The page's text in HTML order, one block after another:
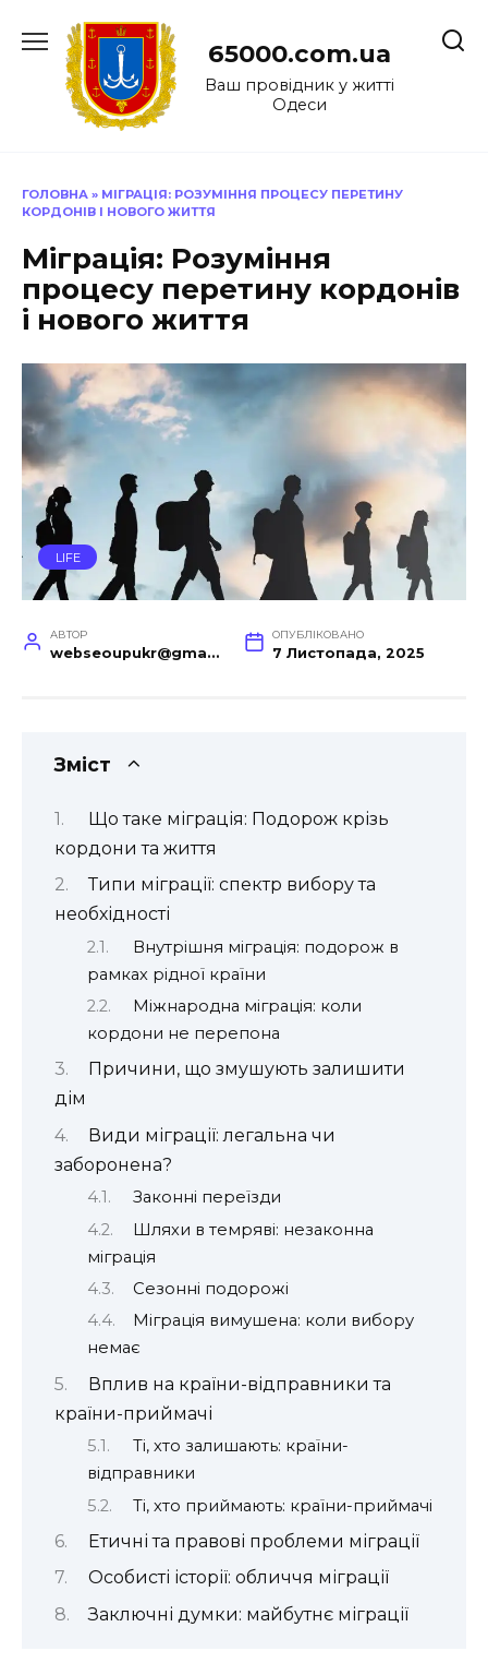
до
65000.com.ua
Ваш провідник у житті
Одеси
ГОЛОВНА » МІГРАЦІЯ: РОЗУМІННЯ ПРОЦЕСУ ПЕРЕТИНУ
КОРДОНІВ І НОВОГО ЖИТТЯ
Міграція: Розуміння
процесу перетину кордонів
і нового життя
LIFE
АВТОР
webseoupukr@gmail.com
ОПУБЛІКОВАНО
7 Листопада, 2025
Зміст
Що таке міграція: Подорож крізь
кордони та життя
Типи міграції: спектр вибору та
необхідності
Внутрішня міграція: подорож в
рамках рідної країни
Міжнародна міграція: коли
кордони не перепона
Причини, що змушують залишити
дім
Види міграції: легальна чи
заборонена?
Законні переїзди
Шляхи в темряві: незаконна
міграція
Сезонні подорожі
Міграція вимушена: коли вибору
немає
Вплив на країни-відправники та
країни-приймачі
Ті, хто залишають: країни-
відправники
Ті, хто приймають: країни-приймачі
Етичні та правові проблеми міграції
Особисті історії: обличчя міграції
Заключні думки: майбутнє міграції